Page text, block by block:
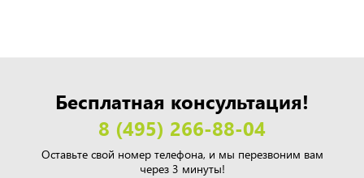
Бесплатная консультация!
8 (495) 266-88-04
Оставьте свой номер телефона, и мы перезвоним вам
через 3 минуты!